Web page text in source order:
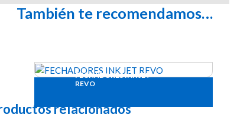
También te recomendamos…
FECHADORES INK JET
REVO
relacionados